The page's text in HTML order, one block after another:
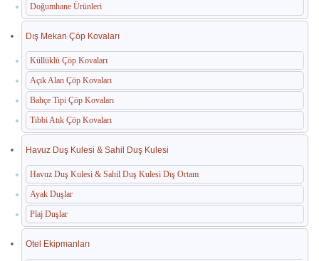
Doğumhane Ürünleri
Dış Mekan Çöp Kovaları
Küllüklü Çöp Kovaları
Açık Alan Çöp Kovaları
Bahçe Tipi Çöp Kovaları
Tıbbi Atık Çöp Kovaları
Havuz Duş Kulesi & Sahil Duş Kulesi
Havuz Duş Kulesi & Sahil Duş Kulesi Dış Ortam
Ayak Duşlar
Plaj Duşlar
Otel Ekipmanları